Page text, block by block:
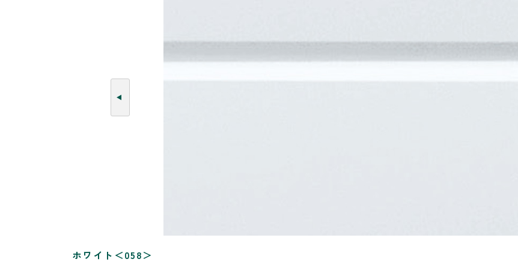
ホワイト＜058＞